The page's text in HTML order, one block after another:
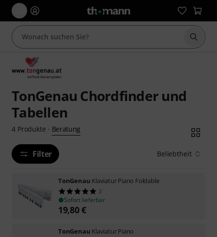
Suche
TonGenau Chordfinder und
Tabellen
4 Produkte · Beratung
Filter Beliebtheit
TonGenau Klaviatur Piano Foldable
2
Sofort lieferbar
19,80€
TonGenau Klaviatur Piano